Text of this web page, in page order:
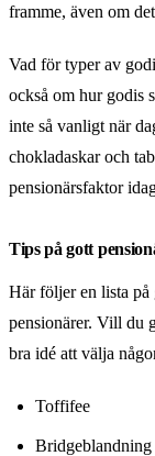
framme, även om
Vad för typer av
också om hur godis
inte så vanligt när
chokladaskar och
pensionärsfaktor
Tips på gott
Här följer en lista på
pensionärer. Vill du
bra idé att välja
Toffifee
Bridgeblandning